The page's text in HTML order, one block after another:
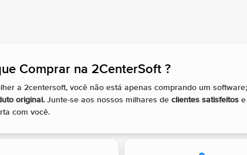
Comprar na 2CenterSoft ?​
a 2centersoft, você não está apenas comprando um
original.Junte-se aos nossos milhares declientes satisfeitos e
com você.